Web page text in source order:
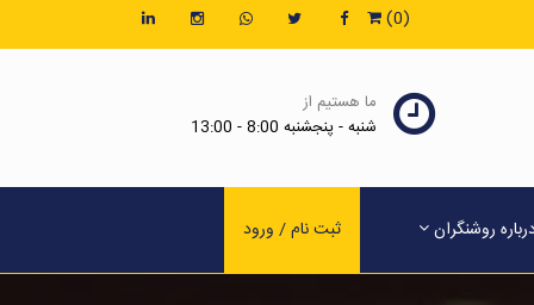
(0)
ما هستیم از
شنبه - پنجشنبه 8:00 - 13:00
روشنگران ثبت نام / ورود